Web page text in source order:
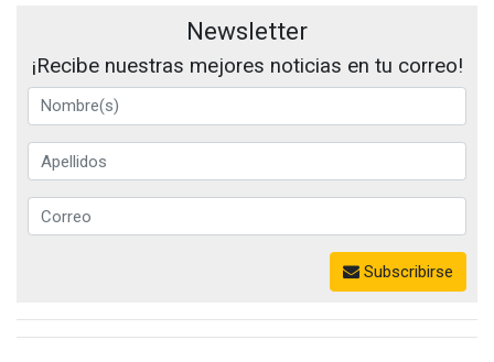
Newsletter
¡Recibe nuestras mejores noticias en tu correo!
Subscribirse